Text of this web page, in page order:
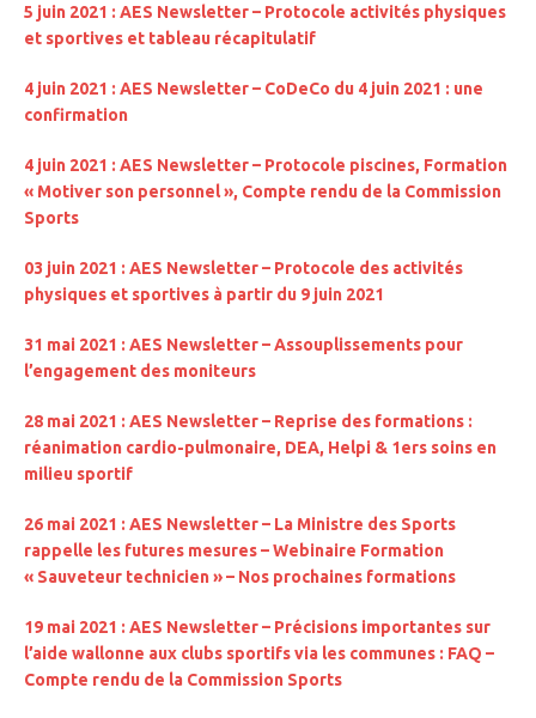
5 juin 2021 : AES Newsletter – Protocole activités physiques
et sportives et tableau récapitulatif
4 juin 2021 : AES Newsletter – CoDeCo du 4 juin 2021 : une
confirmation
4 juin 2021 : AES Newsletter – Protocole piscines, Formation
« Motiver son personnel », Compte rendu de la Commission
Sports
03 juin 2021 : AES Newsletter – Protocole des activités
physiques et sportives à partir du 9 juin 2021
31 mai 2021 : AES Newsletter – Assouplissements pour
l’engagement des moniteurs
28 mai 2021 : AES Newsletter – Reprise des formations :
réanimation cardio-pulmonaire, DEA, Helpi & 1ers soins en
milieu sportif
26 mai 2021 : AES Newsletter – La Ministre des Sports
rappelle les futures mesures – Webinaire Formation
« Sauveteur technicien » – Nos prochaines formations
19 mai 2021 : AES Newsletter – Précisions importantes sur
l’aide wallonne aux clubs sportifs via les communes : FAQ –
Compte rendu de la Commission Sports